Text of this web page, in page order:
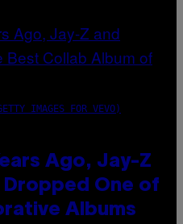
IMAGES FOR VEVO)
Ago, Jay-Z
Dropped One of
Albums